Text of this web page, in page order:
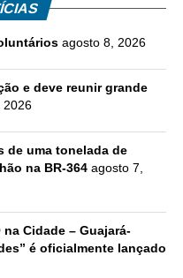
agosto 8, 2026
e deve reunir grande
2026
de uma tonelada de
na BR-364 agosto 7,
Cidade – Guajará-
é oficialmente lançado